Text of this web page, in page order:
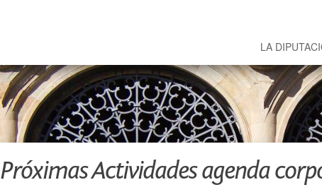
LA
Próximas Actividades agenda